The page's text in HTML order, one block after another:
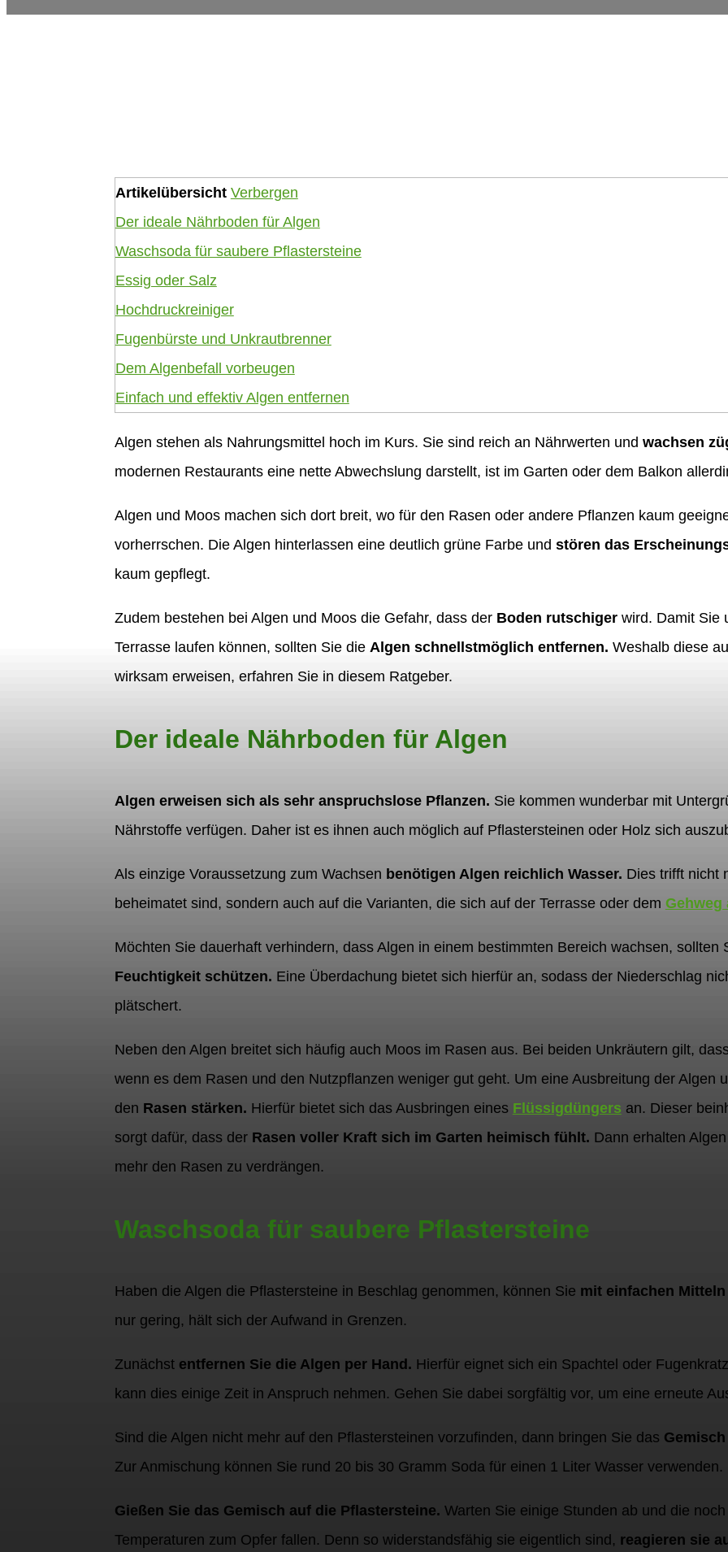
Artikelübersicht Verbergen
Der ideale Nährboden für Algen
Waschsoda für saubere Pflastersteine
Essig oder Salz
Hochdruckreiniger
Fugenbürste und Unkrautbrenner
Dem Algenbefall vorbeugen
Einfach und effektiv Algen entfernen
Algen stehen als Nahrungsmittel hoch im Kurs. Sie sind reich an Nährwerten und wachsen
modernen Restaurants eine nette Abwechslung darstellt, ist im Garten oder dem Balkon
Algen und Moos machen sich dort breit, wo für den Rasen oder andere Pflanzen kaum
vorherrschen. Die Algen hinterlassen eine deutlich grüne Farbe und stören das
kaum gepflegt.
Zudem bestehen bei Algen und Moos die Gefahr, dass der Boden rutschigerwird. Damit Sie
Terrasse laufen können, sollten Sie die Algen schnellstmöglich entfernen. Weshalb diese
wirksam erweisen, erfahren Sie in diesem Ratgeber.
Der ideale Nährboden für Algen
Algen erweisen sich als sehr anspruchslose Pflanzen. Sie kommen wunderbar mit
Nährstoffe verfügen. Daher ist es ihnen auch möglich auf Pflastersteinen oder Holz sich
Als einzige Voraussetzung zum Wachsen benötigen Algen reichlich Wasser. Dies trifft nicht
beheimatet sind, sondern auch auf die Varianten, die sich auf der Terrasse oder dem Gehweg
Möchten Sie dauerhaft verhindern, dass Algen in einem bestimmten Bereich wachsen, sollten
Feuchtigkeit schützen. Eine Überdachung bietet sich hierfür an, sodass der Niederschlag
plätschert.
Neben den Algen breitet sich häufig auch Moos im Rasen aus. Bei beiden Unkräutern gilt,
wenn es dem Rasen und den Nutzpflanzen weniger gut geht. Um eine Ausbreitung der Algen
den Rasen stärken. Hierfür bietet sich das Ausbringen eines Flüssigdüngers an. Dieser
sorgt dafür, dass der Rasen voller Kraft sich im Garten heimisch fühlt. Dann erhalten
mehr den Rasen zu verdrängen.
Waschsoda für saubere Pflastersteine
Haben die Algen die Pflastersteine in Beschlag genommen, können Sie mit einfachen
nur gering, hält sich der Aufwand in Grenzen.
Zunächst entfernen Sie die Algen per Hand. Hierfür eignet sich ein Spachtel oder
kann dies einige Zeit in Anspruch nehmen. Gehen Sie dabei sorgfältig vor, um eine erneute
Sind die Algen nicht mehr auf den Pflastersteinen vorzufinden, dann bringen Sie das
Zur Anmischung können Sie rund 20 bis 30 Gramm Soda für einen 1 Liter Wasser verwenden.
Gießen Sie das Gemisch auf die Pflastersteine. Warten Sie einige Stunden ab und die
Temperaturen zum Opfer fallen. Denn so widerstandsfähig sie eigentlich sind, reagieren sie